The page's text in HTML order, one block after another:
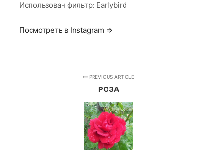
Использован фильтр: Earlybird
Посмотреть в Instagram ⇒
PREVIOUS ARTICLE
РОЗА